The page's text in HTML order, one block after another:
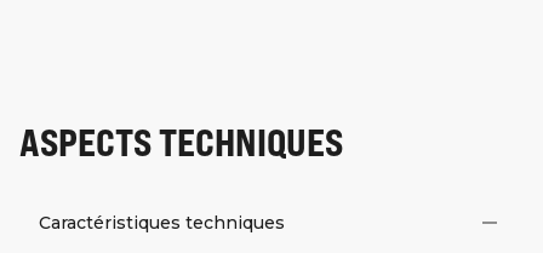
ASPECTS TECHNIQUES
Caractéristiques techniques